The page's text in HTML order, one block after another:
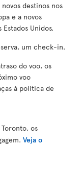
destinos nos
e a novos
Unidos.
um check-in.
do voo, os
voo
à política de
os
Veja o